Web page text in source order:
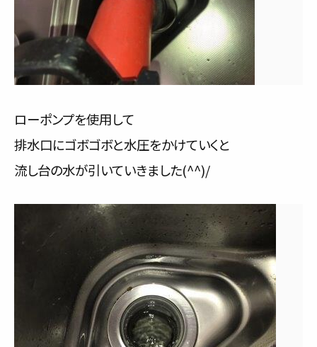
ローポンプを使用して
排水口にゴボゴボと水圧をかけていくと
流し台の水が引いていきました(^^)/